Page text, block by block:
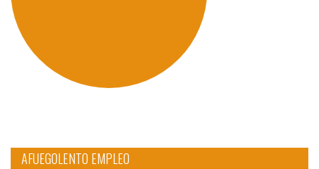
AFUEGOLENTO EMPLEO